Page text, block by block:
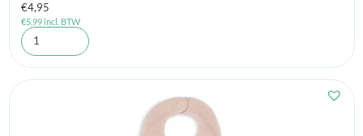
€4,95
€5,99incl. BTW